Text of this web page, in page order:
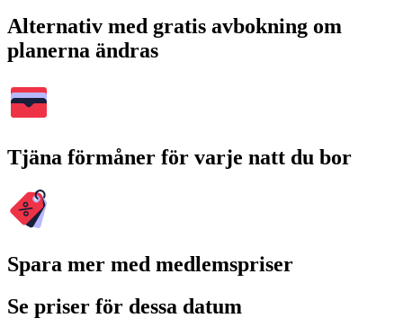
Alternativ med gratis avbokning om
planerna ändras
Tjäna förmåner för varje natt du bor
Spara mer med medlemspriser
Se priser för dessa datum